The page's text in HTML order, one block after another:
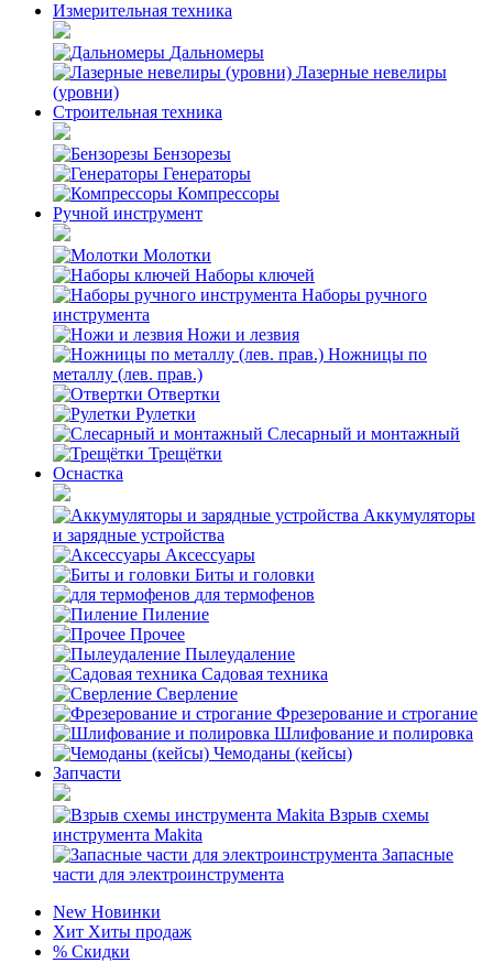
Измерительная техника
Дальномеры
Лазерные невелиры
(уровни)
Строительная техника
Бензорезы
Генераторы
Компрессоры
Ручной инструмент
Молотки
Наборы ключей
Наборы ручного
инструмента
Ножи и лезвия
Ножницы по
металлу (лев. прав.)
Отвертки
Рулетки
Слесарный и монтажный
Трещётки
Оснастка
Аккумуляторы
и зарядные устройства
Аксессуары
Биты и головки
для термофенов
Пиление
Прочее
Пылеудаление
Садовая техника
Сверление
Фрезерование и строгание
Шлифование и полировка
Чемоданы (кейсы)
Запчасти
Взрыв схемы
инструмента Makita
Запасные
части для электроинструмента
New Новинки
Хит Хиты продаж
% Скидки